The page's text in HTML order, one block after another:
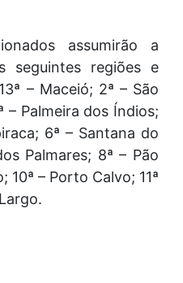
assumirão a
seguintes regiões e
– Maceió; 2ª – São
– Palmeira dos Índios;
6ª – Santana do
Palmares; 8ª – Pão
10ª – Porto Calvo; 11ª